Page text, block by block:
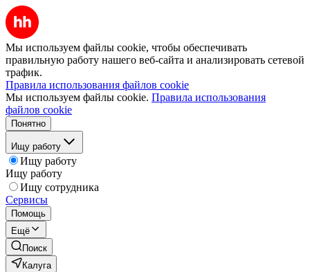
Мы используем файлы cookie, чтобы обеспечивать
правильную работу нашего веб-сайта и анализировать сетевой
трафик.
Правила использования файлов cookie
Мы используем файлы cookie. Правила использования
файлов cookie
Понятно
Ищу работу
Ищу работу
Ищу работу
Ищу сотрудника
Сервисы
Помощь
Ещё
Поиск
Калуга